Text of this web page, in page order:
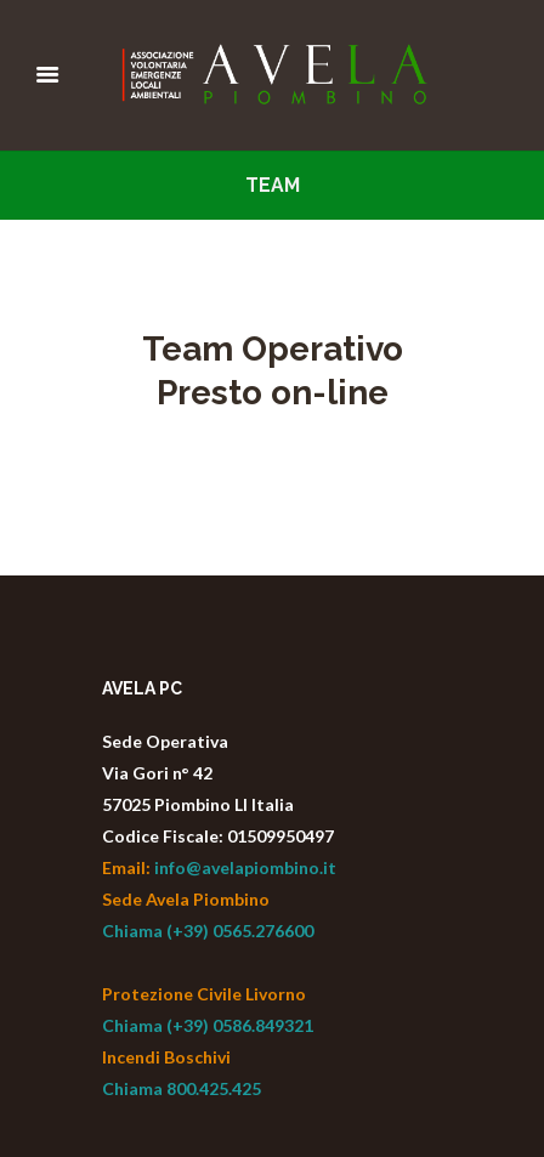
TEAM
Team Operativo
Presto on-line
AVELA PC
Sede Operativa
Via Gori n° 42
57025 Piombino LI Italia
Codice Fiscale: 01509950497
Email: info@avelapiombino.it
Sede Avela Piombino
Chiama (+39) 0565.276600
Protezione Civile Livorno
Chiama (+39) 0586.849321
Incendi Boschivi
Chiama 800.425.425